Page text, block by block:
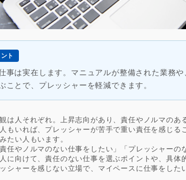
ト
事は実在します。マニュアルが整備された業務や
ことで、プレッシャーを軽減できます。
は人それぞれ。上昇志向があり、責任やノルマのあ
もいれば、プレッシャーが苦手で重い責任を感じる
たい人もいます。
任やノルマのない仕事をしたい」「プレッシャーの
に向けて、責任のない仕事を選ぶポイントや、具体
シャーを感じない立場で、マイペースに仕事をした